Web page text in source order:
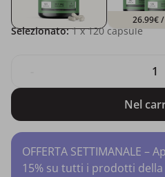
26.99€/
Selezionato: 1x 120 capsule
Nel
OFFERTA SETTIMANALE
15% su tutti i prodotti